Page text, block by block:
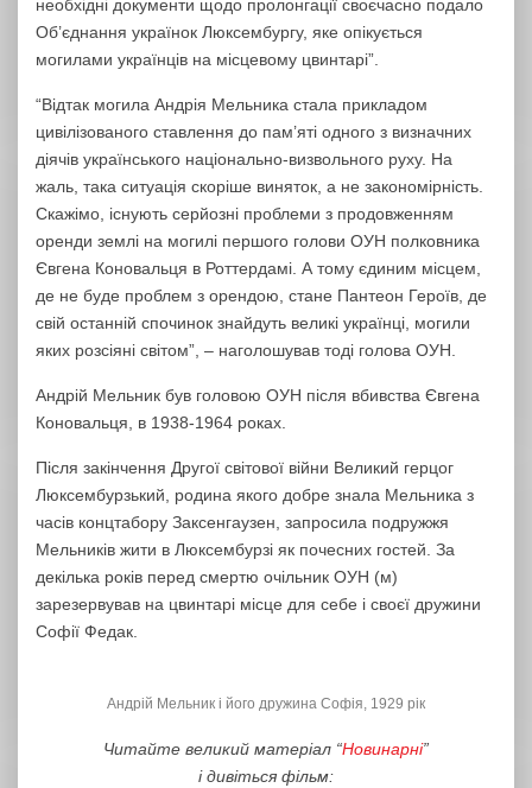
необхідні документи щодо пролонгації своєчасно подало
Об’єднання українок Люксембургу, яке опікується
могилами українців на місцевому цвинтарі”.
“Відтак могила Андрія Мельника стала прикладом
цивілізованого ставлення до пам’яті одного з визначних
діячів українського національно-визвольного руху. На
жаль, така ситуація скоріше виняток, а не закономірність.
Скажімо, існують серйозні проблеми з продовженням
оренди землі на могилі першого голови ОУН полковника
Євгена Коновальця в Роттердамі. А тому єдиним місцем,
де не буде проблем з орендою, стане Пантеон Героїв, де
свій останній спочинок знайдуть великі українці, могили
яких розсіяні світом”, – наголошував тоді голова ОУН.
Андрій Мельник був головою ОУН після вбивства Євгена
Коновальця, в 1938-1964 роках.
Після закінчення Другої світової війни Великий герцог
Люксембурзький, родина якого добре знала Мельника з
часів концтабору Заксенгаузен, запросила подружжя
Мельників жити в Люксембурзі як почесних гостей. За
декілька років перед смертю очільник ОУН (м)
зарезервував на цвинтарі місце для себе і своєї дружини
Софії Федак.
Андрій Мельник і його дружина Софія, 1929 рік
Читайте великий матеріал “Новинарні”
і дивіться фільм: